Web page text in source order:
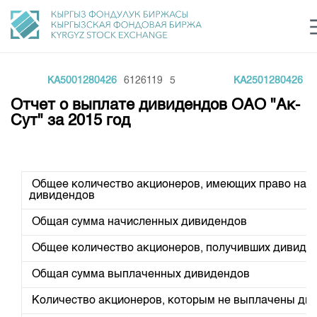
Финансовый рынок KG login Рус Кыр Eng
Общая информация
Акционеры
Руководство
Внутренний аудитор
Комитеты
Участники торгов
Направления
Товарно-сырьевой сектор
Листинг
Центр раскрытия информации
Тарифы
Аналитика
Нормативная база
Биржевая деятельность
Депозитарная деятельность
Центр раскрытия информации
Статистика торгов
Итоги последних торгов
Архив торгов
Учебный центр
Общая информация
KA5001280426 6126119 5 KA2501280426
Отчет о выплате дивидендов ОАО "Ак-
Сут" за 2015 год
Общее количество акционеров, имеющих право на
дивидендов
Общая сумма начисленных дивидендов
Общее количество акционеров, получивших
Общая сумма выплаченных дивидендов
Количество акционеров, которым не выплачены